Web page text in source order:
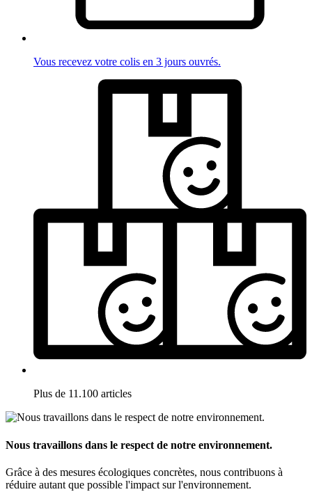
Vous recevez votre colis en 3 jours ouvrés.
Plus de 11.100 articles
Nous travaillons dans le respect de notre environnement.
Grâce à des mesures écologiques concrètes, nous contribuons à
réduire autant que possible l'impact sur l'environnement.